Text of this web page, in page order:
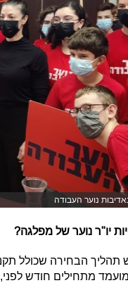
נוער העבודה
יו"ר נוער של מפלגה?
מתחילים חודש לפני,